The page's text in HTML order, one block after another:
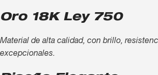
Oro 18K Ley 750
Material de alta calidad, con brillo,
excepcionales.